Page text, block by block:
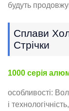
будуть
Сплави
Стрічки
1000 серія
особливості:
і